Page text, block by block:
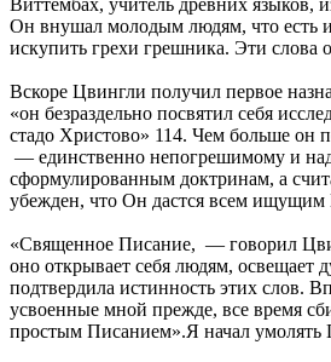
Виттембах, учитель древних языков,
Он внушал молодым людям, что есть
искупить грехи грешника. Эти слова
Вскоре Цвингли получил первое
«он безраздельно посвятил себя
стадо Христово» 114. Чем больше он
— единственно непогрешимому и
сформулированным доктринам, а
убежден, что Он дастся всем ищущим
«Священное Писание, — говорил
оно открывает себя людям, освещает
подтвердила истинность этих слов.
усвоенные мной прежде, все время
простым Писанием».Я начал умолять